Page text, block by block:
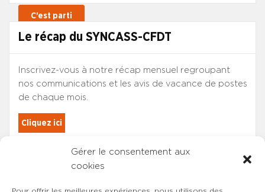
Gérer le consentement aux
cookies
Le récap du SYNCASS-CFDT
Inscrivez-vous à notre récap mensuel regroupant
nos communications et les avis de vacance de postes
de chaque mois.
Cliquez ici
Les adhérents du SYNCASS-CFDT
sont automatiquement inscrits.